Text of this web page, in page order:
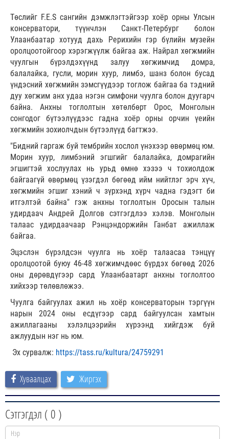
Төслийг F.E.S сангийн дэмжлэгтэйгээр хоёр орны Улсын
консерватори, түүнчлэн Санкт-Петербург болон
Улаанбаатар хотууд дахь Рерихийн гэр бүлийн музейн
оролцоотойгоор хэрэгжүүлж байгаа аж. Найрал хөгжмийн
чуулгын бүрэлдэхүүнд залуу хөгжимчид домра,
балалайка, гусли, морин хуур, лимбэ, шанз болон бусад
үндэсний хөгжмийн зэмсгүүдээр тоглож байгаа ба тэдний
дуу хөгжим анх удаа нэгэн симфони чуулга болон дуугарч
байна. Анхны тоглолтын хөтөлбөрт Орос, Монголын
сонгодог бүтээлүүдээс гадна хоёр орны орчин үеийн
хөгжмийн зохиолчдын бүтээлүүд багтжээ.
"Бидний гаргаж буй тембрийн хослол үнэхээр өвөрмөц юм.
Морин хуур, лимбэний эгшгийг балалайка, домрагийн
эгшигтэй хослуулах нь урьд өмнө хэзээ ч тохиолдож
байгаагүй өвөрмөц үзэгдэл бөгөөд ийм нийтлэг эрч хүч,
хөгжмийн эгшиг хэний ч зүрхэнд хүрч чадна гэдэгт би
итгэлтэй байна" гэж анхны тоглолтын Оросын талын
удирдаач Андрей Долгов сэтгэгдлээ хэлэв. Монголын
талаас удирдаачаар Рэнцэндоржийн Ганбат ажиллаж
байгаа.
Эцэслэн бүрэлдсэн чуулга нь хоёр талаасаа тэнцүү
оролцоотой буюу 46-48 хөгжимчдөөс бүрдэх бөгөөд 2026
оны дөрөвдүгээр сард Улаанбаатарт анхны тоглолтоо
хийхээр төлөвлөжээ.
Чуулга байгуулах ажил нь хоёр консерваторын тэргүүн
нарын 2024 оны есдүгээр сард байгуулсан хамтын
ажиллагааны хэлэлцээрийн хүрээнд хийгдэж буй
ажлуудын нэг нь юм.
Эх сурвалж: https://tass.ru/kultura/24759291
Хуваалцах Жиргэх
Сэтгэгдэл ( 0 )